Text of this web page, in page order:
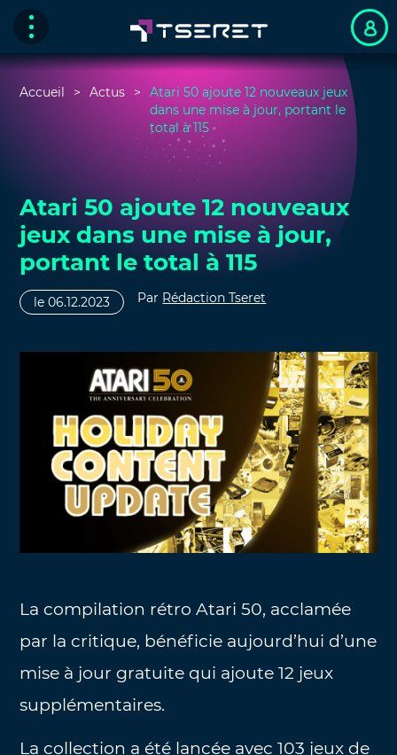
Accueil Actus
Atari 50 ajoute 12 nouveaux jeux
dans une mise à jour, portant le
total à 115
Atari 50 ajoute 12 nouveaux
jeux dans une mise à jour,
portant le total à 115
le 06.12.2023 Par Rédaction Tseret
La compilation rétro Atari 50, acclamée
par la critique, bénéficie aujourd’hui d’une
mise à jour gratuite qui ajoute 12 jeux
supplémentaires.
La collection a été lancée avec 103 jeux de